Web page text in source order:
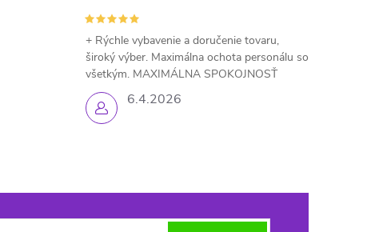
6.4.2026
+ Rýchle vybavenie a doručenie tovaru,
široký výber. Maximálna ochota personálu so
všetkým. MAXIMÁLNA SPOKOJNOSŤ